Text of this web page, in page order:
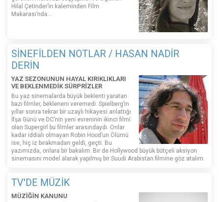
Hilal Çetinder’in kaleminden Film
Makarası’nda…
SİNEFİLDEN NOTLAR / HASAN NADİR
DERİN
YAZ SEZONUNUN HAYAL KIRIKLIKLARI
VE BEKLENMEDİK SÜRPRİZLER
Bu yaz sinemalarda büyük beklenti yaratan
bazı filmler, bekleneni veremedi. Spielberg’in
yıllar sonra tekrar bir uzaylı hikayesi anlattığı
İfşa Günü ve DC’nin yeni evreninin ikinci filmi
olan Supergirl bu filmler arasındaydı. Onlar
kadar iddialı olmayan Robin Hood’un Ölümü
ise, hiç iz bırakmadan geldi, geçti. Bu
yazımızda, onlara bir bakalım. Bir de Hollywood büyük bütçeli aksiyon
sinemasını model alarak yapılmış bir Suudi Arabistan filmine göz atalım.
TV'DE MÜZİK
MÜZİĞİN KANUNU